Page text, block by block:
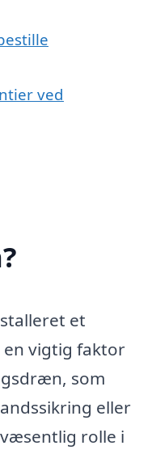
ved
et
vigtig faktor
som
eller
rolle i